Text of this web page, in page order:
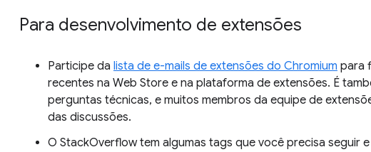
Para desenvolvimento de extensões
Participe da lista de e-mails de extensões do Chromium para
recentes na Web Store e na plataforma de extensões. É
perguntas técnicas, e muitos membros da equipe de
das discussões.
O StackOverflow tem algumas tags que você precisa seguir